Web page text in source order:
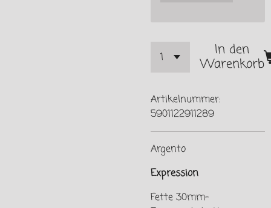
In den
Warenkorb
Artikelnummer:
5901122911289
Argento
Expression
Fette 30mm-